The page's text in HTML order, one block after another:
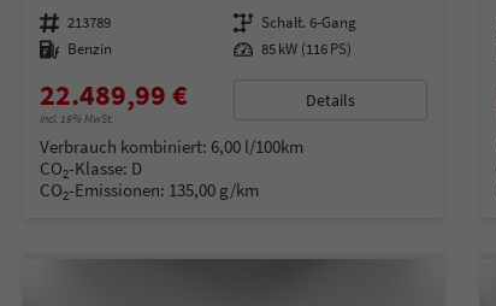
Fahrzeugnummer 213789 Getriebe Schalt. 6-Gang
Kraftstoff Benzin Leistung 85 kW (116 PS)
22.489,99 €
incl. 19% MwSt.
Details
Verbrauch kombiniert: 6,00 l/100km
CO2-Klasse: D
CO2-Emissionen: 135,00 g/km